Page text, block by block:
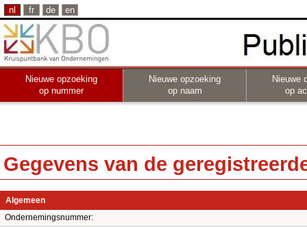
nl fr de en
Nieuwe opzoeking
op nummer
Nieuwe opzoeking
op naam
Nieuwe
op
Gegevens van de
Algemeen
Ondernemingsnummer: